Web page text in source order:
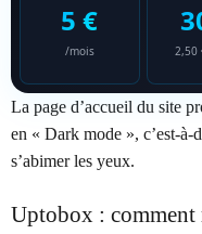
5 €
/mois 2,50
La page d’accueil du site
en « Dark mode », c’est-
s’abimer les yeux.
Uptobox : comment